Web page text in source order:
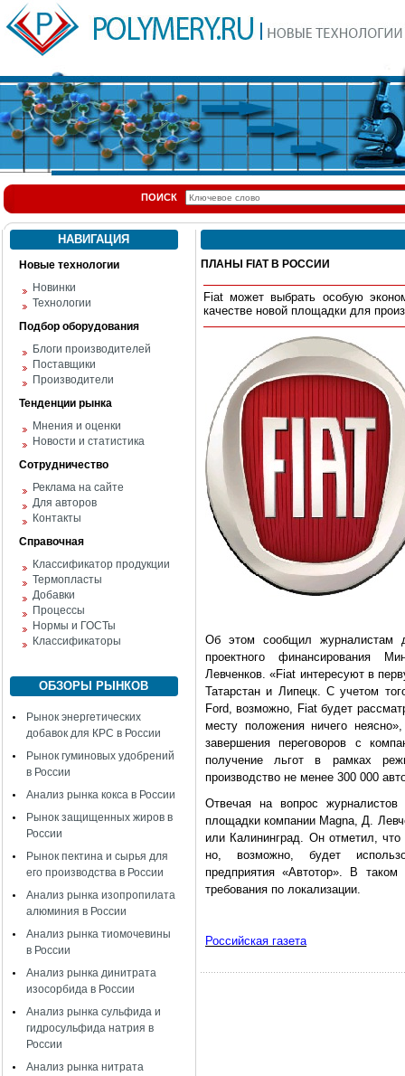
ПОИСК
НАВИГАЦИЯ
Новые технологии
Новинки
Технологии
Подбор оборудования
Блоги производителей
Поставщики
Производители
Тенденции рынка
Мнения и оценки
Новости и статистика
Сотрудничество
Реклама на сайте
Для авторов
Контакты
Справочная
Классификатор продукции
Термопласты
Добавки
Процессы
Нормы и ГОСТы
Классификаторы
ОБЗОРЫ РЫНКОВ
Рынок энергетических
добавок для КРС в России
Рынок гуминовых удобрений
в России
Анализ рынка кокса в России
Рынок защищенных жиров в
России
Рынок пектина и сырья для
его производства в России
Анализ рынка изопропилата
алюминия в России
Анализ рынка тиомочевины
в России
Анализ рынка динитрата
изосорбида в России
Анализ рынка сульфида и
гидросульфида натрия в
России
Анализ рынка нитрата
ПЛАНЫ FIAT В РОССИИ
Fiat может выбрать особую
качестве новой площадки для
Об этом сообщил журналистам
проектного финансирования
Левченков. «Fiat интересуют в
Татарстан и Липецк. С учетом
Ford, возможно, Fiat будет
месту положения ничего
завершения переговоров с
получение льгот в рамках
производство не менее 300 000
Отвечая на вопрос журналистов
площадки компании Magna, Д.
или Калининград. Он отметил, что
но, возможно, будет
предприятия «Автотор». В
требования по локализации.
Российская газета